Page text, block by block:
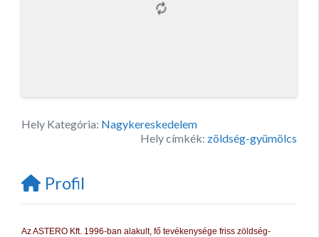
Hely Kategória: Nagykereskedelem
Hely címkék: zöldség-gyümölcs
Profil
Az ASTERO Kft. 1996-ban alakult, fő tevékenysége friss zöldség-